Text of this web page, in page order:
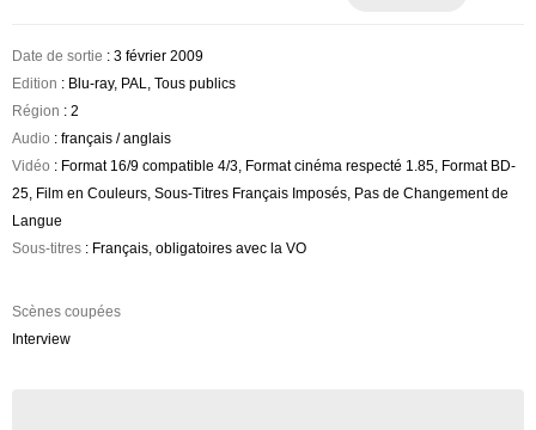
Date de sortie : 3 février 2009
Edition : Blu-ray, PAL, Tous publics
Région : 2
Audio : français / anglais
Vidéo : Format 16/9 compatible 4/3, Format cinéma respecté 1.85, Format BD-
25, Film en Couleurs, Sous-Titres Français Imposés, Pas de Changement de
Langue
Sous-titres : Français, obligatoires avec la VO
Scènes coupées
Interview